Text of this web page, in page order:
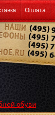
Оплата
обуви